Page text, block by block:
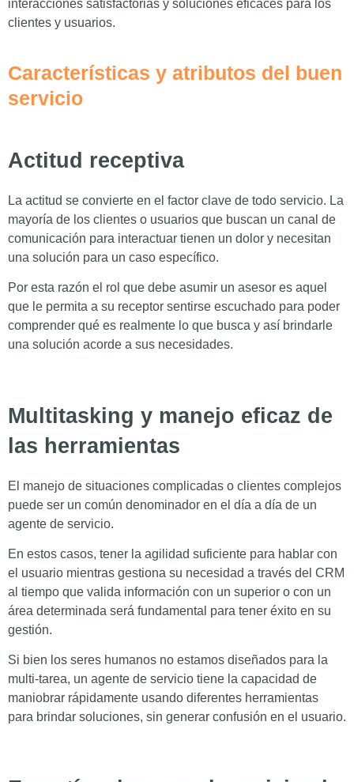
interacciones satisfactorias y soluciones eficaces para los
clientes y usuarios.
Características y atributos del buen
servicio
Actitud receptiva
La actitud se convierte en el factor clave de todo servicio. La
mayoría de los clientes o usuarios que buscan un canal de
comunicación para interactuar tienen un dolor y necesitan
una solución para un caso específico.
Por esta razón el rol que debe asumir un asesor es aquel
que le permita a su receptor sentirse escuchado para poder
comprender qué es realmente lo que busca y así brindarle
una solución acorde a sus necesidades.
Multitasking y manejo eficaz de
las herramientas
El manejo de situaciones complicadas o clientes complejos
puede ser un común denominador en el día a día de un
agente de servicio.
En estos casos, tener la agilidad suficiente para hablar con
el usuario mientras gestiona su necesidad a través del CRM
al tiempo que valida información con un superior o con un
área determinada será fundamental para tener éxito en su
gestión.
Si bien los seres humanos no estamos diseñados para la
multi-tarea, un agente de servicio tiene la capacidad de
maniobrar rápidamente usando diferentes herramientas
para brindar soluciones, sin generar confusión en el usuario.